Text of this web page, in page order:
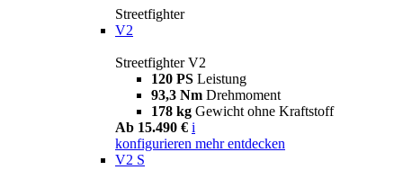
Streetfighter
V2
Streetfighter V2
120 PS Leistung
93,3 Nm Drehmoment
178 kg Gewicht ohne Kraftstoff
Ab 15.490 € i
konfigurieren mehr entdecken
V2 S